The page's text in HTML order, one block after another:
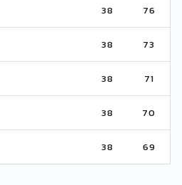
38 76
38 73
38 71
38 70
38 69